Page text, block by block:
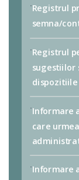
Registrul
semna/
Registrul
sugestiilor
Informare
care
Informare